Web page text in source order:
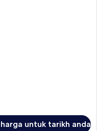
untuk tarikh anda